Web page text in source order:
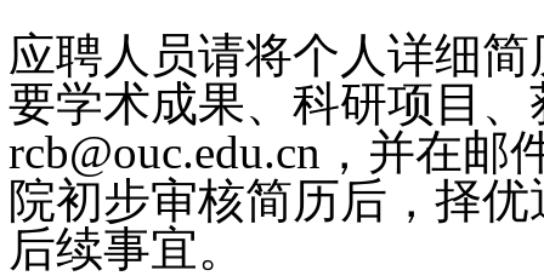
应聘人员请将个人详细
要学术成果、科研项目
rcb@ouc.edu.cn，并在
院初步审核简历后，择
后续事宜。